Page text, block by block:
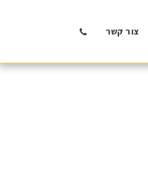
צור קשר